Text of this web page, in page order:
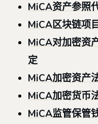
MiCA资产参照
MiCA区块链项
MiCA对加密资
定
MiCA加密资产
MiCA加密货币
MiCA监管保管